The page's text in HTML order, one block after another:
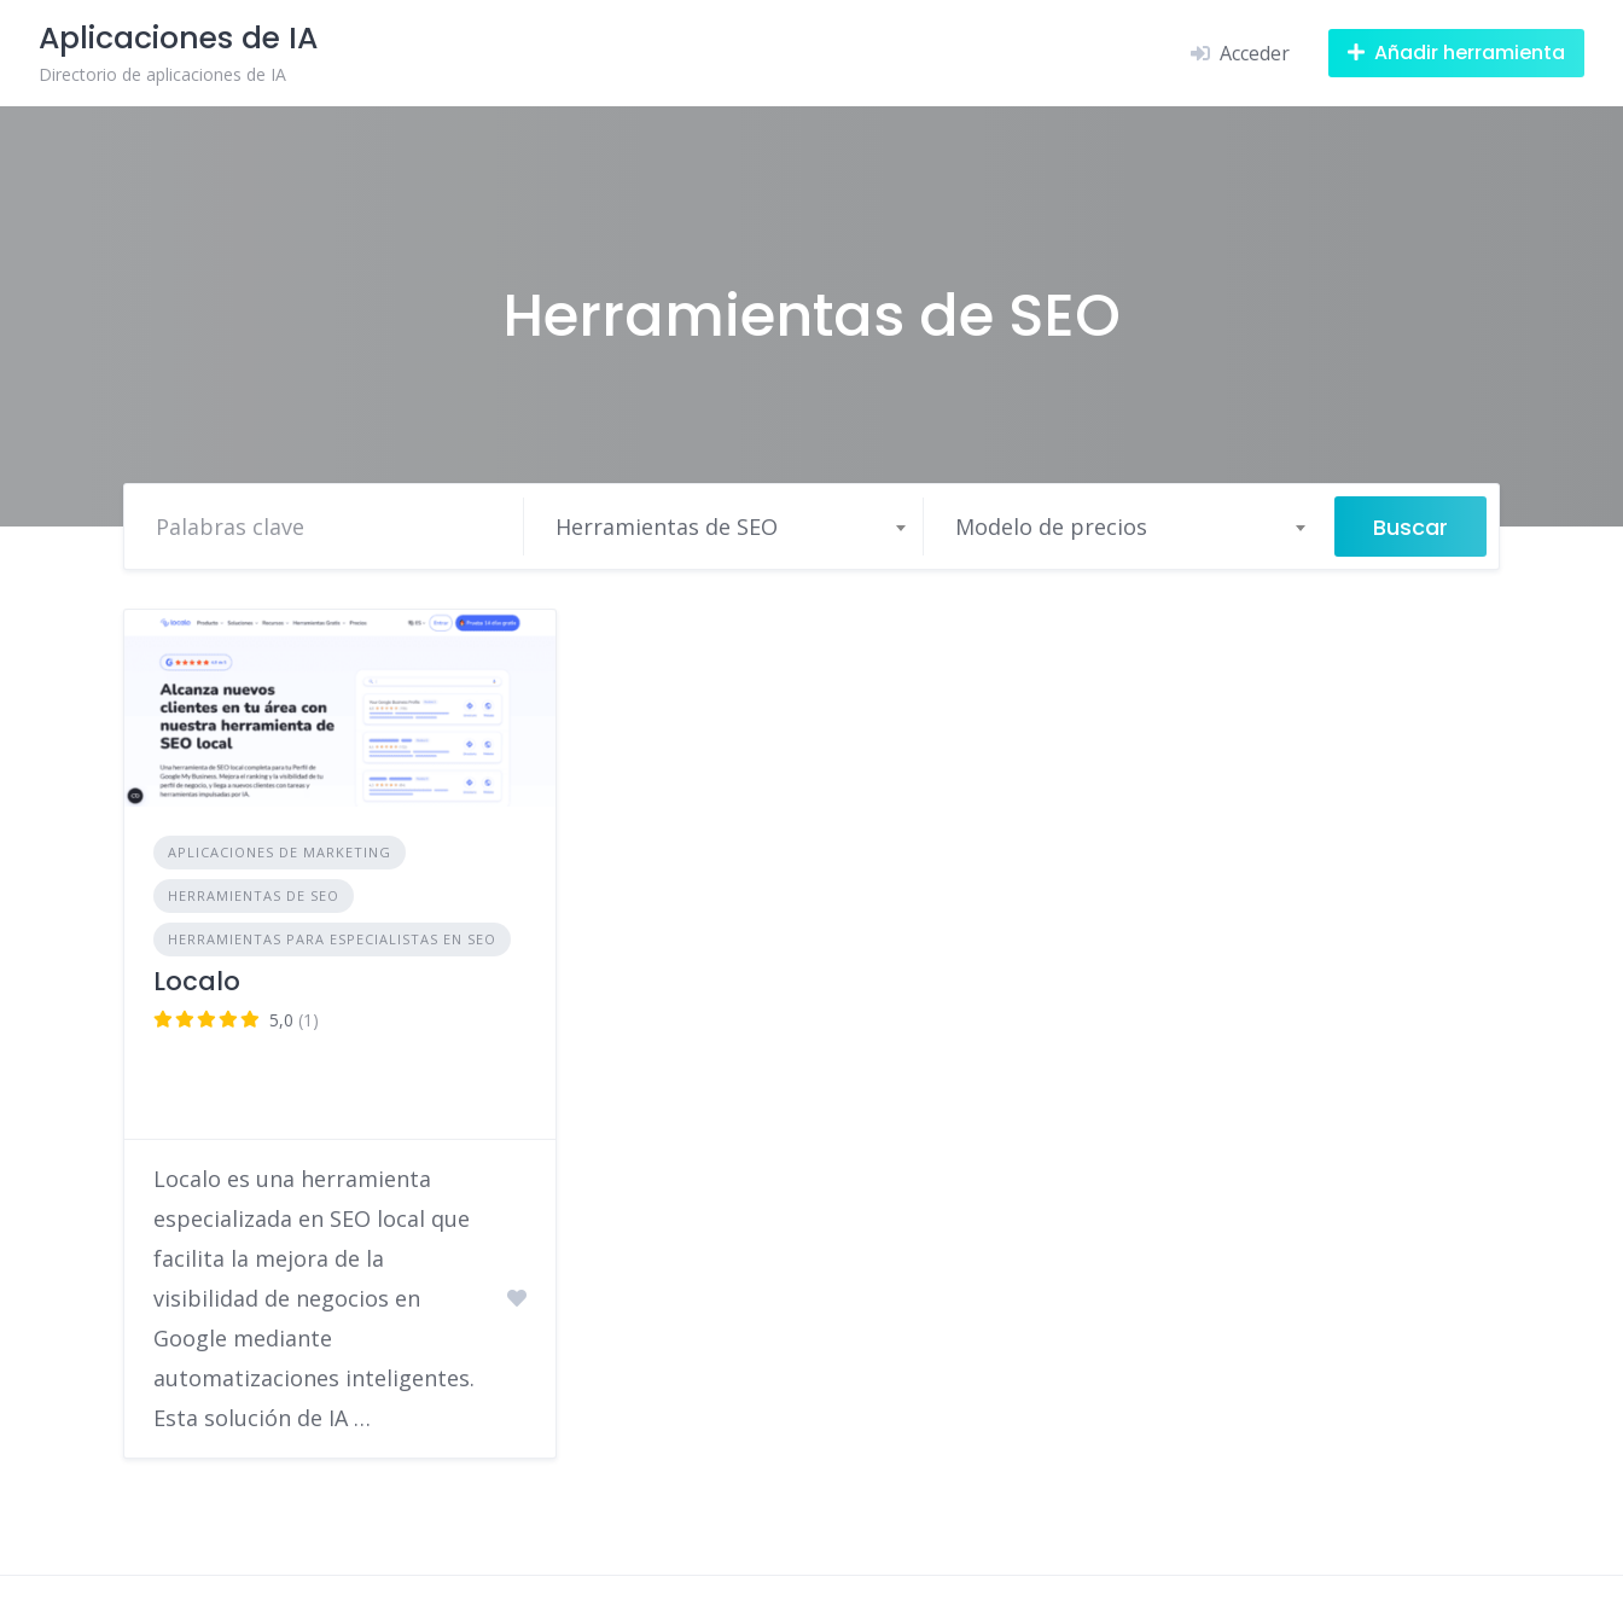
content
Aplicaciones de IA
Directorio de aplicaciones de IA
Acceder Añadir herramienta
Herramientas de SEO
Herramientas de SEO Modelo de precios Buscar
APLICACIONES DE MARKETING
HERRAMIENTAS DE SEO
HERRAMIENTAS PARA ESPECIALISTAS EN SEO
Localo
5,0 (1)
Localo es una herramienta
especializada en SEO local que
facilita la mejora de la
visibilidad de negocios en
Google mediante
automatizaciones inteligentes.
Esta solución de IA …